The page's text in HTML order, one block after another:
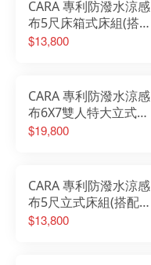
CARA 專利防潑水涼感
布5尺床箱式床組(搭配
無抽屜床底)
$13,800
CARA 專利防潑水涼感
布6X7雙人特大立式床
組
$19,800
CARA 專利防潑水涼感
布5尺立式床組(搭配無
抽屜床底)
$13,800